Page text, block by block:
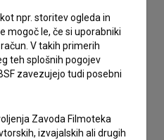
npr. storitev ogleda in
mogoč le, če si uporabniki
V takih primerih
teh splošnih pogojev
zavezujejo tudi posebni
Zavoda Filmoteka
izvajalskih ali drugih